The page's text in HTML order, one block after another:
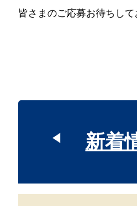
皆さまのご応募お待ちして
新着